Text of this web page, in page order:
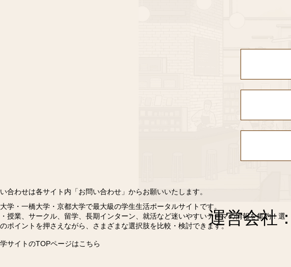
学・一橋大学・京都大学で最大級の学生生活ポータルサイトです。
授業、サークル、留学、長期インターン、就活など迷いやすいテーマの情報を集約！選
ポイントを押さえながら、さまざまな選択肢を比較・検討できます。
サイトのTOPページはこちら
合わせは各サイト内「お問い合わせ」からお願いいたします。
運営会社：